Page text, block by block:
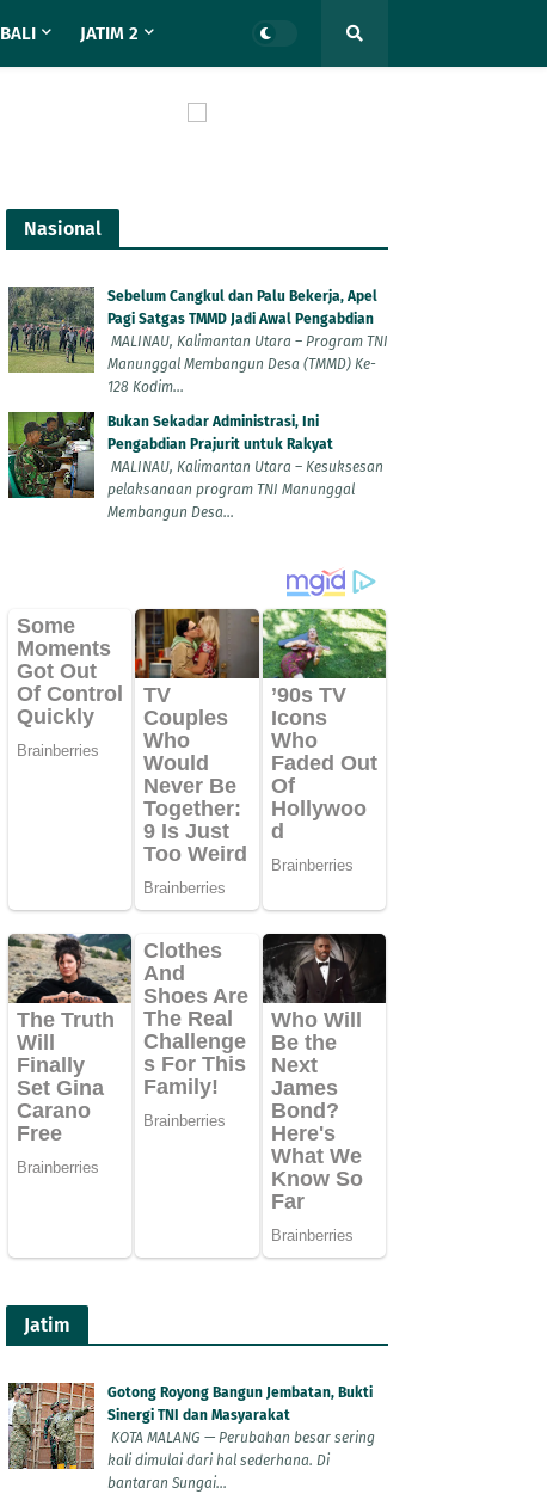
BALI JATIM 2
Nasional
Sebelum Cangkul dan Palu Bekerja, Apel
Pagi Satgas TMMD Jadi Awal Pengabdian
MALINAU, Kalimantan Utara – Program TNI
Manunggal Membangun Desa (TMMD) Ke-
128 Kodim...
Bukan Sekadar Administrasi, Ini
Pengabdian Prajurit untuk Rakyat
MALINAU, Kalimantan Utara – Kesuksesan
pelaksanaan program TNI Manunggal
Membangun Desa...
Jatim
Gotong Royong Bangun Jembatan, Bukti
Sinergi TNI dan Masyarakat
KOTA MALANG — Perubahan besar sering
kali dimulai dari hal sederhana. Di
bantaran Sungai...